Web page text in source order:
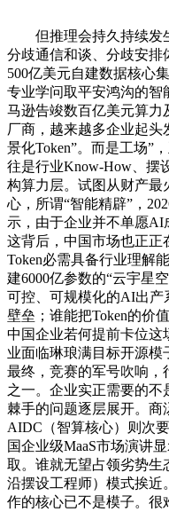
但推理会持久持续发生
分歧通信和谈、分歧安排
500亿美元自建数据核心
专业学问取平安鸿沟的智
马逊告竣数百亿美元算力
厂商，越来越多企业起
景化Token”。而是工场”
往是行业Know-How、摆
构算力层。试图从财产最
心，所谓“智能精辟”，
示，由于企业并不单愿AI
这背后，中国市场也正正
Token必需具备行业理解
建6000亿参数的“云宇星
可控、可规模化的AI出产
壁垒；谁能把Token的价
中国企业若何提前卡位这
业面临琳琅满目标开源模
最终，竞赛的军号吹响，
之一。企业实正需要的不
棘手的问题逐层展开。商
AIDC（智算核心）则次
国企业级MaaS市场演讲
取。谁就无望占领劣势生
沿摆设工程师）模式挨近
作的核心已不是模子。很